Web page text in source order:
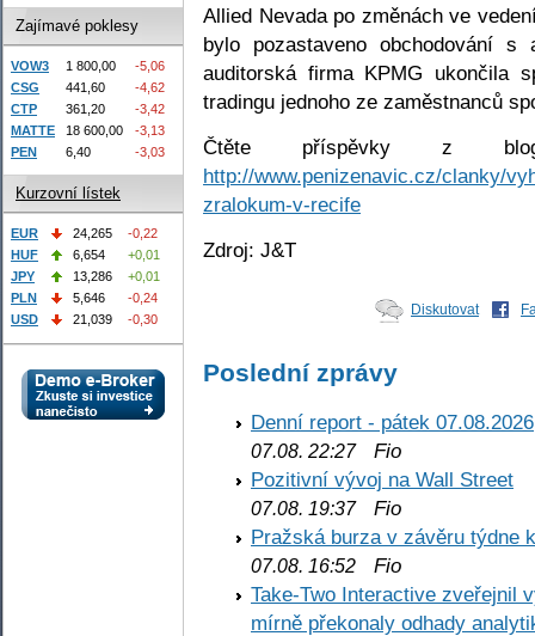
Allied Nevada po změnách ve
bylo pozastaveno obchodování
auditorská firma KPMG ukončila
tradingu jednoho ze zaměstnanců
Čtěte příspěvky z
http://www.penizenavic.cz/clanky/
zralokum-v-recife
Zdroj: J&T
Diskutovat
Poslední zprávy
Denní report - pátek 07.08.2026
07.08. 22:27Fio
Pozitivní vývoj na Wall Street
07.08. 19:37Fio
Pražská burza v závěru týdne
07.08. 16:52 Fio
Take-Two Interactive zveřejnil
mírně překonaly odhady
Zajímavé poklesy
VOW3 1 800,00
-5,06
CSG
441,60
-4,62
CTP
361,20
-3,42
MATTE
18 600,00
-3,13
PEN
6,40 -3,03
Kurzovní lístek
EUR 24,265
-0,22
HUF
6,654
+0,01
JPY
13,286
+0,01
PLN
5,646
-0,24
USD
21,039 -0,30